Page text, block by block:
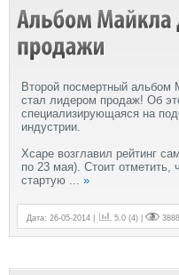
Второй посмертный альбом
стал лидером продаж! Об
специализирующаяся на
индустрии.
Xcape возглавил рейтинг
по 23 мая). Стоит отметить,
стартую
»
Дата: 26-05-2014 | 5.0 (4) |